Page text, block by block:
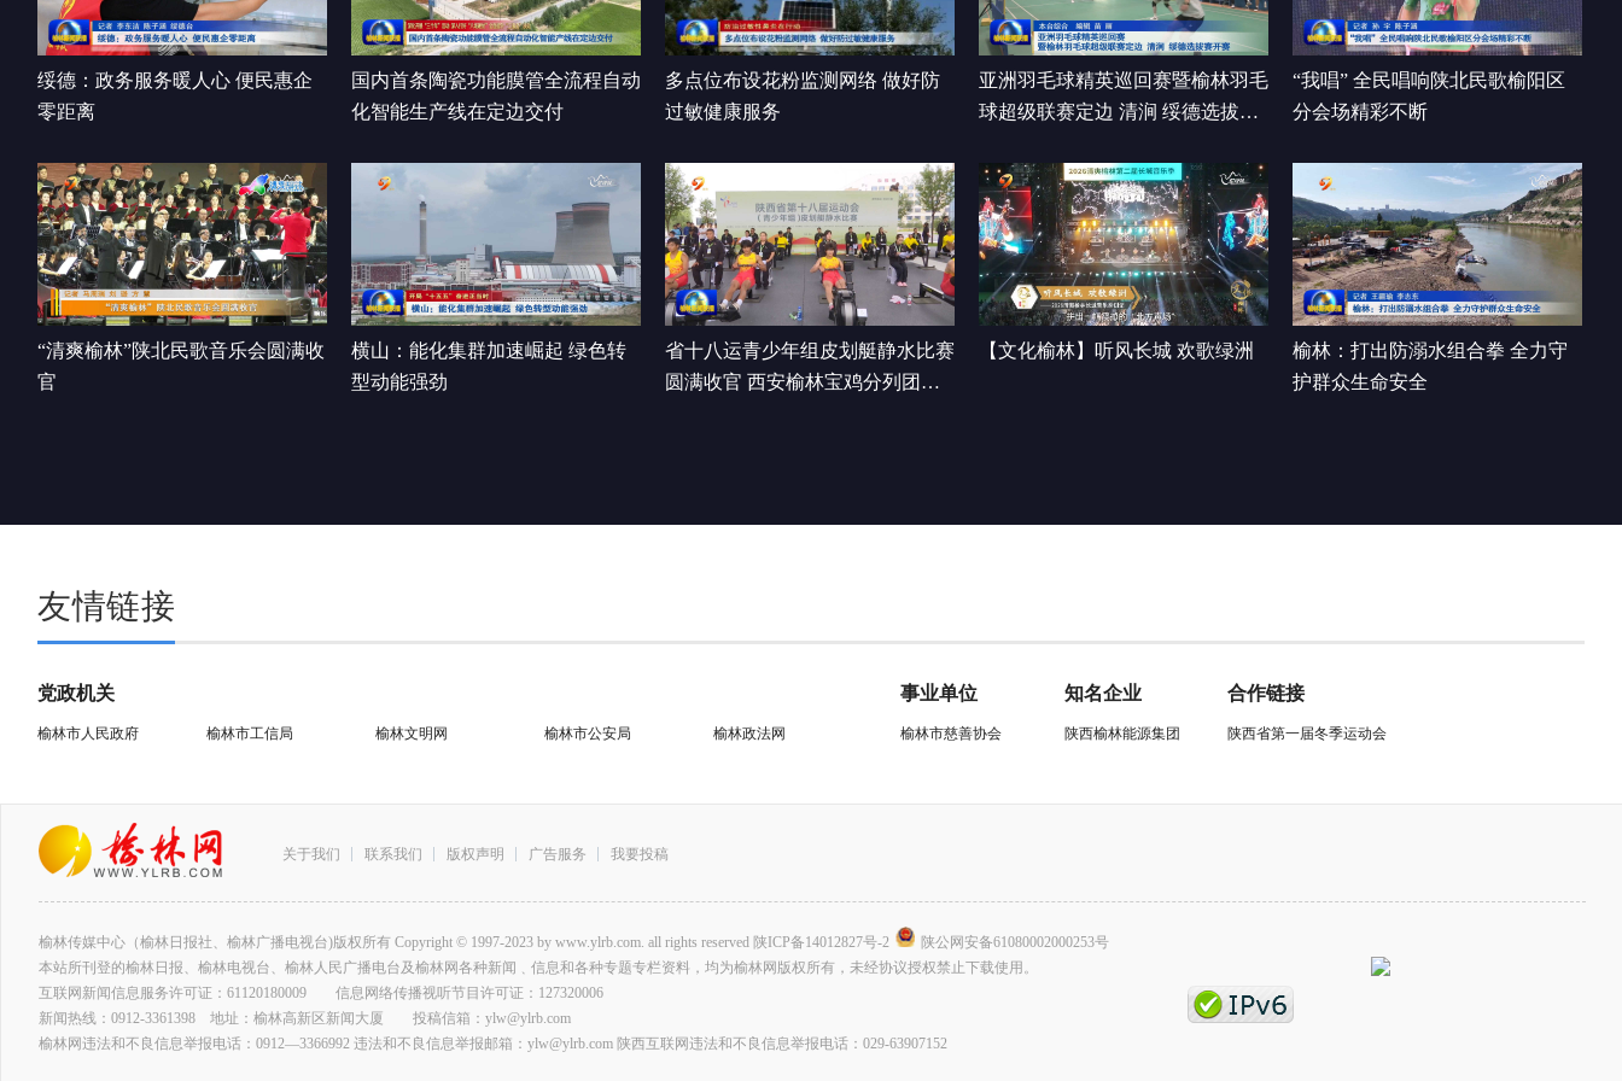
00:19:53
绥德：政务服务暖人心 便民惠企
零距离
国内首条陶瓷功能膜管全流程自动
化智能生产线在定边交付
多点位布设花粉监测网络 做好防
过敏健康服务
亚洲羽毛球精英巡回赛暨榆林羽毛
球超级联赛定边 清涧 绥德选拔赛
“我唱” 全民唱响陕北民歌榆阳区
分会场精彩不断
“清爽榆林”陕北民歌音乐会圆满收
官
横山：能化集群加速崛起 绿色转
型动能强劲
省十八运青少年组皮划艇静水比赛
圆满收官 西安榆林宝鸡分列团体
【文化榆林】听风长城 欢歌绿洲
榆林：打出防溺水组合拳 全力守
护群众生命安全
友情链接
党政机关
榆林市人民政府 榆林市工信局 榆林文明网 榆林市公安局 榆林政法网
事业单位
榆林市慈善协会
知名企业
陕西榆林能源集团
合作链接
陕西省第一届冬季运动会
关于我们 联系我们 版权声明 广告服务 我要投稿
榆林传媒中心（榆林日报社、榆林广播电视台)版权所有 Copyright © 1997-2023 by www.ylrb.com. all rights reserved 陕ICP备14012827号-2
陕公网安备61080002000253号
本站所刊登的榆林日报、榆林电视台、榆林人民广播电台及榆林网各种新闻﹑信息和各种专题专栏资料，均为榆林网版权所有，未经协议授权禁止下载使用。
互联网新闻信息服务许可证：61120180009 信息网络传播视听节目许可证：127320006
新闻热线：0912-3361398 地址：榆林高新区新闻大厦 投稿信箱：ylw@ylrb.com
榆林网违法和不良信息举报电话：0912—3366992 违法和不良信息举报邮箱：ylw@ylrb.com 陕西互联网违法和不良信息举报电话：029-63907152